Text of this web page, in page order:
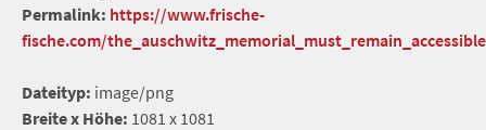
POSITIONIERUNG
STANDORT & KONTAKT
BLOG
KONTAKT
Permalink: https://www.frische-
fische.com/
Dateityp: image/png
Breite x Höhe: 1081 x 1081